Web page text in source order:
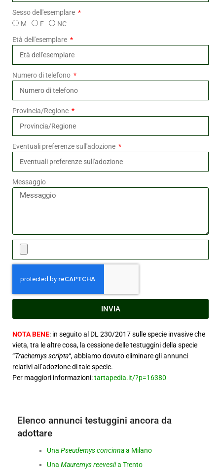
Sesso dell'esemplare
M
F
NC
Età dell'esemplare
Numero di telefono
Provincia/Regione
Eventuali preferenze sull'adozione
Messaggio
INVIA
NOTA BENE: in seguito al DL 230/2017 sulle specie invasive che
vieta, tra le altre cosa, la cessione delle testuggini della specie
“Trachemys scripta“, abbiamo dovuto eliminare gli annunci
relativi all’adozione di tale specie.
Per maggiori informazioni:tartapedia.it/?p=16380
Elenco annunci testuggini ancora da
adottare
Una Pseudemys concinnaa Milano
Una Mauremys reevesiia Trento